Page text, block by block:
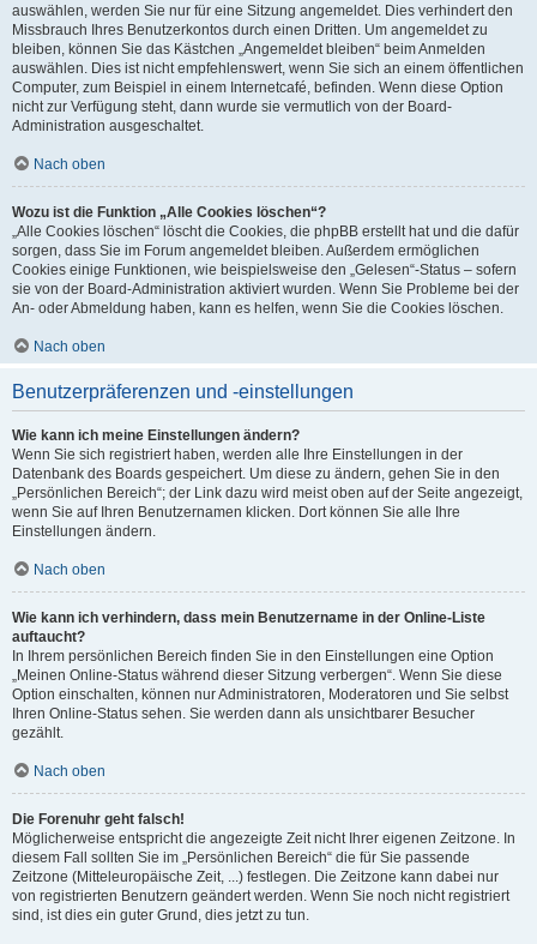
auswählen, werden Sie nur für eine Sitzung angemeldet. Dies verhindert den
Missbrauch Ihres Benutzerkontos durch einen Dritten. Um angemeldet zu
bleiben, können Sie das Kästchen „Angemeldet bleiben“ beim Anmelden
auswählen. Dies ist nicht empfehlenswert, wenn Sie sich an einem öffentlichen
Computer, zum Beispiel in einem Internetcafé, befinden. Wenn diese Option
nicht zur Verfügung steht, dann wurde sie vermutlich von der Board-
Administration ausgeschaltet.
Nach oben
Wozu ist die Funktion „Alle Cookies löschen“?
„Alle Cookies löschen“ löscht die Cookies, die phpBB erstellt hat und die dafür
sorgen, dass Sie im Forum angemeldet bleiben. Außerdem ermöglichen
Cookies einige Funktionen, wie beispielsweise den „Gelesen“-Status – sofern
sie von der Board-Administration aktiviert wurden. Wenn Sie Probleme bei der
An- oder Abmeldung haben, kann es helfen, wenn Sie die Cookies löschen.
Nach oben
Benutzerpräferenzen und -einstellungen
Wie kann ich meine Einstellungen ändern?
Wenn Sie sich registriert haben, werden alle Ihre Einstellungen in der
Datenbank des Boards gespeichert. Um diese zu ändern, gehen Sie in den
„Persönlichen Bereich“; der Link dazu wird meist oben auf der Seite angezeigt,
wenn Sie auf Ihren Benutzernamen klicken. Dort können Sie alle Ihre
Einstellungen ändern.
Nach oben
Wie kann ich verhindern, dass mein Benutzername in der Online-Liste
auftaucht?
In Ihrem persönlichen Bereich finden Sie in den Einstellungen eine Option
„Meinen Online-Status während dieser Sitzung verbergen“. Wenn Sie diese
Option einschalten, können nur Administratoren, Moderatoren und Sie selbst
Ihren Online-Status sehen. Sie werden dann als unsichtbarer Besucher
gezählt.
Nach oben
Die Forenuhr geht falsch!
Möglicherweise entspricht die angezeigte Zeit nicht Ihrer eigenen Zeitzone. In
diesem Fall sollten Sie im „Persönlichen Bereich“ die für Sie passende
Zeitzone (Mitteleuropäische Zeit, ...) festlegen. Die Zeitzone kann dabei nur
von registrierten Benutzern geändert werden. Wenn Sie noch nicht registriert
sind, ist dies ein guter Grund, dies jetzt zu tun.